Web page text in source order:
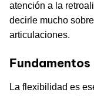
atención a la
decirle mucho
articulaciones.
La flexibilidad es